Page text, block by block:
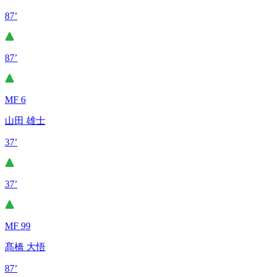
87’
87’
MF 6
山田 雄士
37’
37’
MF 99
髙橋 大悟
87’